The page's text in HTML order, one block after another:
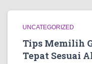
UNCATEGORIZED
Tips Memilih
Tepat Sesuai